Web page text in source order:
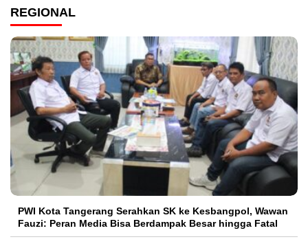
REGIONAL
PWI Kota Tangerang Serahkan SK ke Kesbangpol, Wawan
Fauzi: Peran Media Bisa Berdampak Besar hingga Fatal